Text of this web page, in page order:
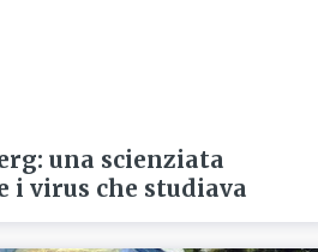
una scienziata
i virus che studiava